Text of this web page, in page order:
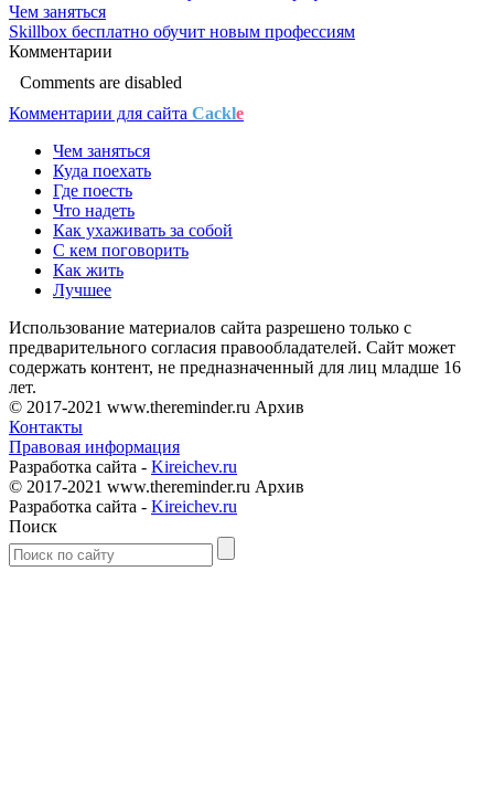
Чем заняться
Skillbox бесплатно обучит новым профессиям
Комментарии
Comments are disabled
Комментарии для сайта Cackle
Чем заняться
Куда поехать
Где поесть
Что надеть
Как ухаживать за собой
С кем поговорить
Как жить
Лучшее
Использование материалов сайта разрешено только с
предварительного согласия правообладателей. Сайт может
содержать контент, не предназначенный для лиц младше 16
лет.
© 2017-2021 www.thereminder.ru Архив
Контакты
Правовая информация
Разработка сайта - Kireichev.ru
© 2017-2021 www.thereminder.ru Архив
Разработка сайта - Kireichev.ru
Поиск